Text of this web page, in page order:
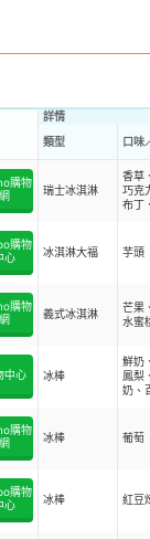
詳情
類型
口味
購物
網
瑞士冰淇淋
香草
巧克
布丁
購物
心
冰淇淋大福 芋頭
購物
網
義式冰淇淋
芒果
水蜜
中心 冰棒
鮮奶
鳳梨
奶、
豆、
購物
網
冰棒 葡萄
購物
心
冰棒 紅豆